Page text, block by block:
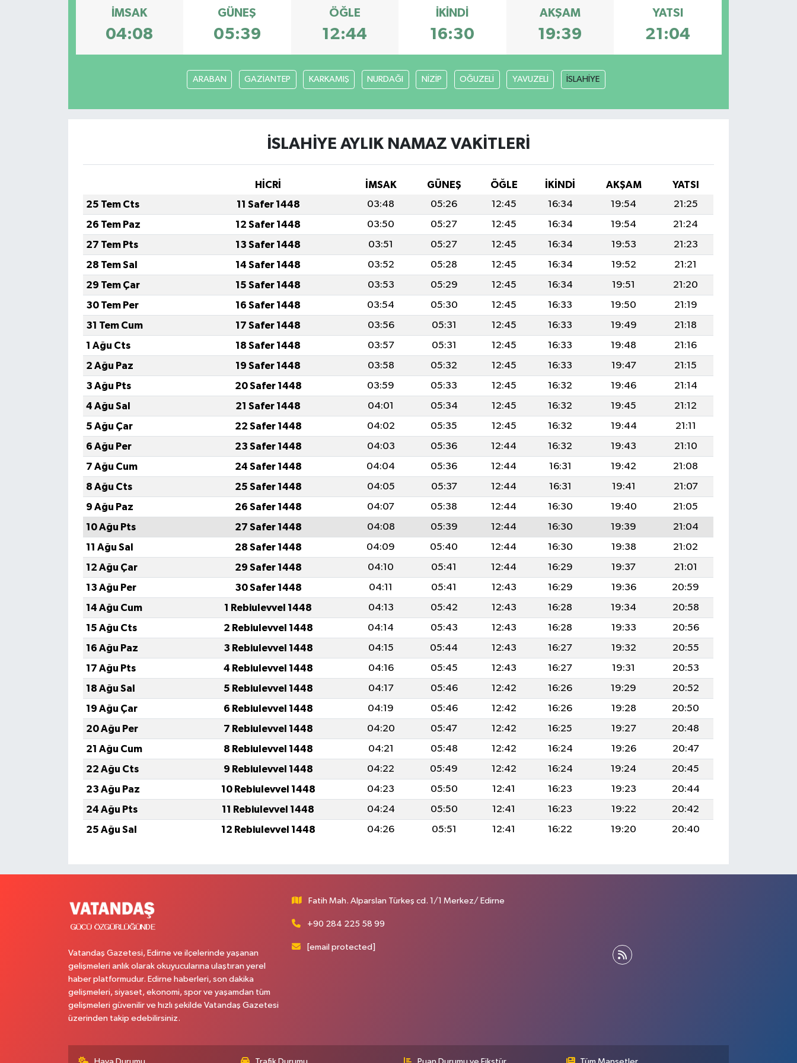
İMSAK
04:08
GÜNEŞ
05:39
ÖĞLE
12:44
İKINDI
16:30
AKŞAM
19:39
YATSI
21:04
ARABAN GAZİANTEP KARKAMIŞ NURDAĞI NİZİP OĞUZELİ YAVUZELİ İSLAHİYE
İSLAHİYE AYLIK NAMAZ VAKITLERI
HİCRİ İMSAK GÜNEŞ ÖĞLE İKINDI AKŞAM
YATSI
25 Tem Cts
11 Safer 1448 03:48 05:26 12:45 16:34 19:54
21:25
26 Tem Paz
12 Safer 1448 03:50 05:27 12:45 16:34 19:54
21:24
27 Tem Pts
13 Safer 1448 03:51 05:27 12:45 16:34 19:53
21:23
28 Tem Sal
14 Safer 1448 03:52 05:28 12:45 16:34 19:52
21:21
29 Tem Çar
15 Safer 1448 03:53 05:29 12:45 16:34 19:51
21:20
30 Tem Per
16 Safer 1448 03:54 05:30 12:45 16:33 19:50
21:19
31 Tem Cum
17 Safer 1448 03:56 05:31 12:45 16:33 19:49
21:18
1 Ağu Cts
18 Safer 1448 03:57 05:31 12:45 16:33 19:48
21:16
2 Ağu Paz
19 Safer 1448 03:58 05:32 12:45 16:33 19:47
21:15
3 Ağu Pts
20 Safer 1448 03:59 05:33 12:45 16:32 19:46
21:14
4 Ağu Sal
21 Safer 1448 04:01 05:34 12:45 16:32 19:45
21:12
5 Ağu Çar
22 Safer 1448 04:02 05:35 12:45 16:32 19:44
21:11
6 Ağu Per
23 Safer 1448 04:03 05:36 12:44 16:32 19:43
21:10
7 Ağu Cum
24 Safer 1448 04:04 05:36 12:44 16:31 19:42
21:08
8 Ağu Cts
25 Safer 1448 04:05 05:37 12:44 16:31 19:41
21:07
9 Ağu Paz
26 Safer 1448 04:07 05:38 12:44 16:30 19:40
21:05
10 Ağu Pts
27 Safer 1448 04:08 05:39 12:44 16:30 19:39
21:04
11 Ağu Sal
28 Safer 1448 04:09 05:40 12:44 16:30 19:38
21:02
12 Ağu Çar
29 Safer 1448 04:10 05:41 12:44 16:29 19:37
21:01
13 Ağu Per
30 Safer 1448 04:11 05:41 12:43 16:29 19:36
20:59
14 Ağu Cum
1 Rebiulevvel 1448 04:13 05:42 12:43 16:28 19:34
20:58
15 Ağu Cts
2 Rebiulevvel 1448 04:14 05:43 12:43 16:28 19:33
20:56
16 Ağu Paz
3 Rebiulevvel 1448 04:15 05:44 12:43 16:27 19:32
20:55
17 Ağu Pts
4 Rebiulevvel 1448 04:16 05:45 12:43 16:27 19:31
20:53
18 Ağu Sal
5 Rebiulevvel 1448 04:17 05:46 12:42 16:26 19:29
20:52
19 Ağu Çar
6 Rebiulevvel 1448 04:19 05:46 12:42 16:26 19:28
20:50
20 Ağu Per
7 Rebiulevvel 1448 04:20 05:47 12:42 16:25 19:27
20:48
21 Ağu Cum
8 Rebiulevvel 1448 04:21 05:48 12:42 16:24 19:26
20:47
22 Ağu Cts
9 Rebiulevvel 1448 04:22 05:49 12:42 16:24 19:24
20:45
23 Ağu Paz
10 Rebiulevvel 1448 04:23 05:50 12:41 16:23 19:23
20:44
24 Ağu Pts
11 Rebiulevvel 1448 04:24 05:50 12:41 16:23 19:22
20:42
25 Ağu Sal
12 Rebiulevvel 1448 04:26 05:51 12:41 16:22 19:20 20:40
Vatandaş Gazetesi, Edirne ve ilçelerinde yaşanan
gelişmeleri anlık olarak okuyucularına ulaştıran yerel
haber platformudur. Edirne haberleri, son dakika
gelişmeleri, siyaset, ekonomi, spor ve yaşamdan tüm
gelişmeleri güvenilir ve hızlı şekilde Vatandaş Gazetesi
üzerinden takip edebilirsiniz.
Fatih Mah. Alparslan Türkeş cd. 1/1 Merkez/ Edirne
+90 284 225 58 99
[email protected]